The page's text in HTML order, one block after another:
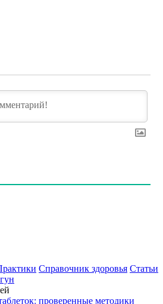
Справочник здоровья Статьи
проверенные методики